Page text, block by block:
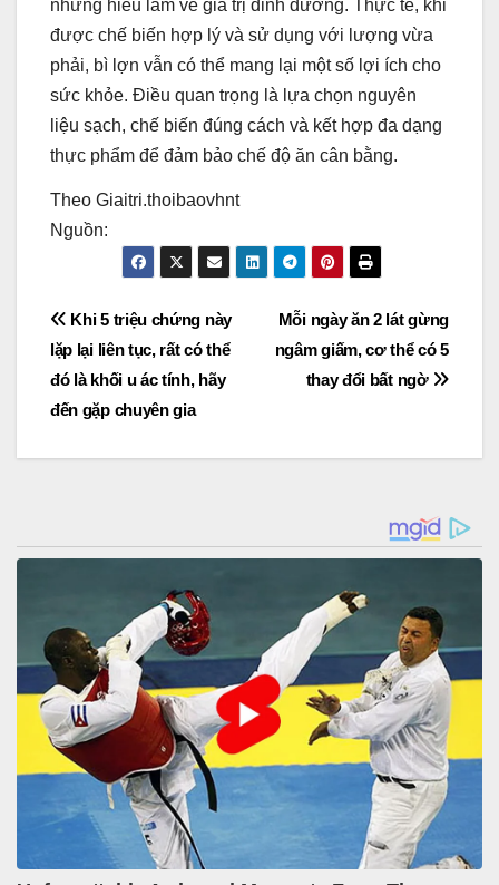
những hiểu lầm về giá trị dinh dưỡng. Thực tế, khi
được chế biến hợp lý và sử dụng với lượng vừa
phải, bì lợn vẫn có thể mang lại một số lợi ích cho
sức khỏe. Điều quan trọng là lựa chọn nguyên
liệu sạch, chế biến đúng cách và kết hợp đa dạng
thực phẩm để đảm bảo chế độ ăn cân bằng.
Theo Giaitri.thoibaovhnt
Nguồn:
Post
navigation
Mỗi ngày ăn 2 lát gừng
ngâm giấm, cơ thể có 5
thay đổi bất ngờ
Khi 5 triệu chứng này
lặp lại liên tục, rất có thể
đó là khối u ác tính, hãy
đến gặp chuyên gia